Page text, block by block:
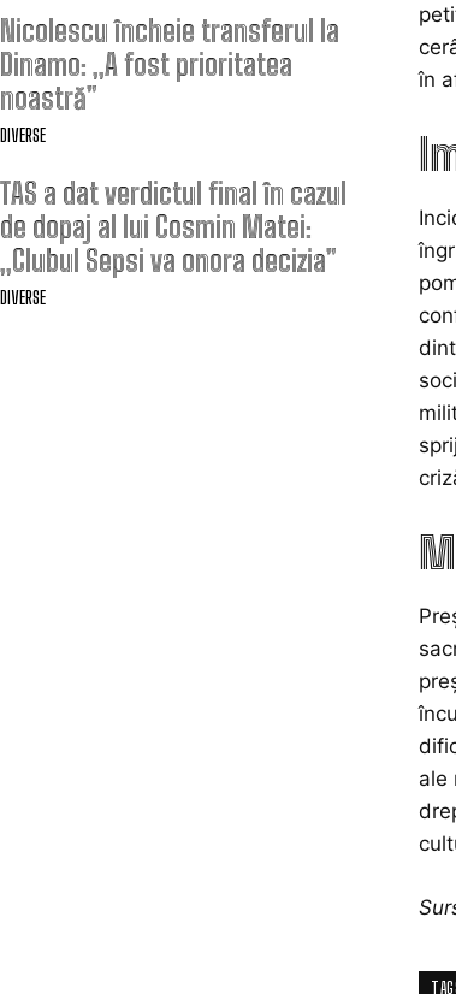
Nicolescu încheie transferul la
Dinamo: „A fost prioritatea
noastră”
DIVERSE
TAS a dat verdictul final în cazul
de dopaj al lui Cosmin Matei:
„Clubul Sepsi va onora decizia”
DIVERSE
în
ale